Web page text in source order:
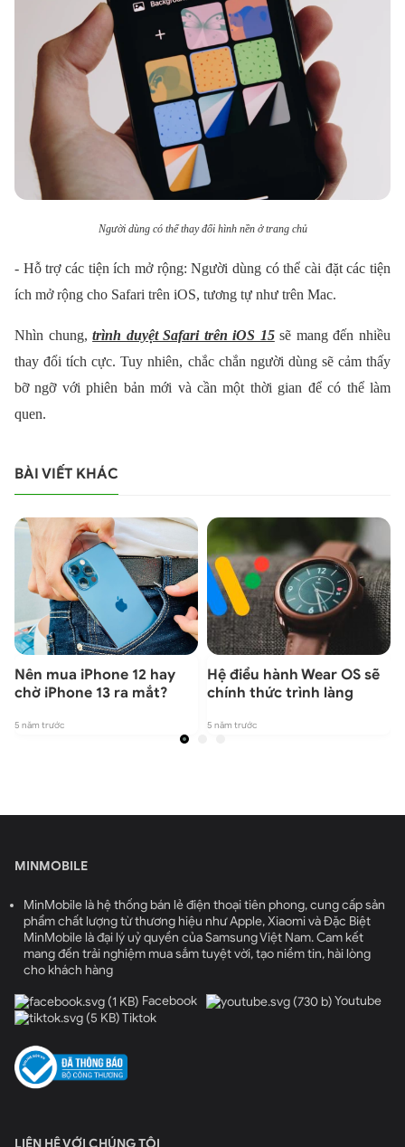
Người dùng có thể thay đổi hình nền ở trang chủ
- Hỗ trợ các tiện ích mở rộng: Người dùng có thể cài đặt các tiện
ích mở rộng cho Safari trên iOS, tương tự như trên Mac.
Nhìn chung,trình duyệt Safari trên iOS 15sẽ mang đến nhiều
thay đổi tích cực. Tuy nhiên, chắc chắn người dùng sẽ cảm thấy
bỡ ngỡ với phiên bản mới và cần một thời gian để có thể làm
quen.
BÀI VIẾT KHÁC
Nên mua iPhone 12 hay
chờ iPhone 13 ra mắt?
5 năm trước
Hệ điều hành Wear OS sẽ
chính thức trình làng
5 năm trước
MINMOBILE
MinMobile là hệ thống bán lẻ điện thoại tiên phong, cung cấp sản
phẩm chất lượng từ thương hiệu như Apple, Xiaomi và Đặc Biệt
MinMobile là đại lý uỷ quyền của Samsung Việt Nam. Cam kết
mang đến trải nghiệm mua sắm tuyệt vời, tạo niềm tin, hài lòng
cho khách hàng
Facebook
Youtube
Tiktok
LIÊN HỆ VỚI CHÚNG TÔI